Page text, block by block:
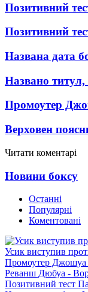
Позитивний
Позитивний
Названа дата
Названо титул,
Промоутер
Верховен
Читати коментарі
Новини боксу
Останні
Популярні
Коментовані
Усик виступив
Промоутер Джошуа
Реванш Дюбуа -
Позитивний тест